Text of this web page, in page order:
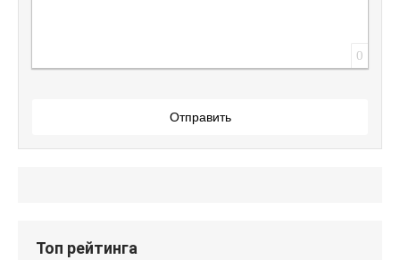
0
Отправить
Топ рейтинга